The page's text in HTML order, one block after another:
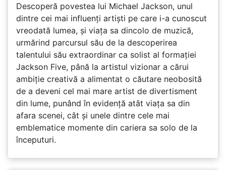
Descoperă povestea lui Michael Jackson, unul
dintre cei mai influenți artiști pe care i-a cunoscut
vreodată lumea, și viața sa dincolo de muzică,
urmărind parcursul său de la descoperirea
talentului său extraordinar ca solist al formației
Jackson Five, până la artistul vizionar a cărui
ambiție creativă a alimentat o căutare neobosită
de a deveni cel mai mare artist de divertisment
din lume, punând în evidență atât viața sa din
afara scenei, cât și unele dintre cele mai
emblematice momente din cariera sa solo de la
începuturi.